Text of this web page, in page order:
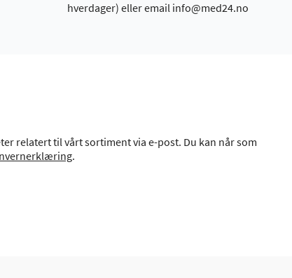
hverdager) eller email info@med24.no
relatert til vårt sortiment via e-post. Du kan når som
.